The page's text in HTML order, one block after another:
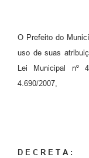
O Prefeito do
uso de suas
Lei Municipal nº
4.690/2007,
D E C R E T A :